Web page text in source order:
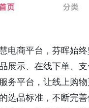
电商平台，芬晖始
展示、在线下单、
务平台，让线上购物
选品标准，不断完